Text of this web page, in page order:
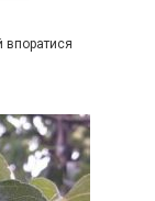
впоратися